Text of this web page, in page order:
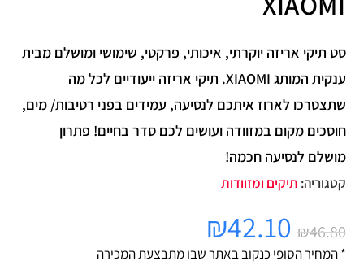
סט תיקי אריזה יוקרתי, איכותי, פרקטי, שימושי ומושלם מבית
ענקית המותג XIAOMI. תיקי אריזה ייעודיים לכל מה
שתצטרכו לארוז איתכם לנסיעה, עמידים בפני רטיבות/ מים,
חוסכים מקום במזוודה ועושים לכם סדר בחיים! פתרון
מושלם לנסיעה חכמה!
קטגוריה: תיקים ומזוודות
₪46.80
₪42.10
* המחיר הסופי כנקוב באתר שבו מתבצעת המכירה